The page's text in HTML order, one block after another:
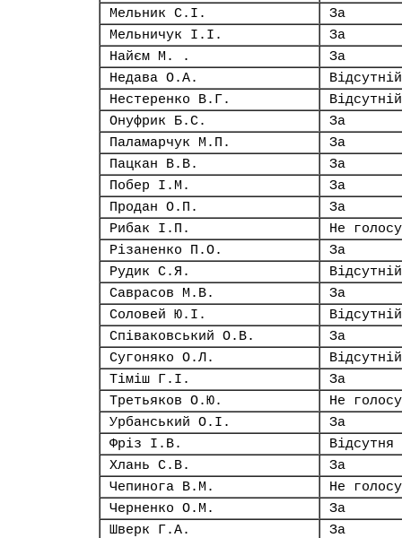
Мельник С.І.
За
Мельничук І.І.
За
Найєм М. .
За
Недава О.А.
Відсутній
Нестеренко В.Г.
Відсутній
Онуфрик Б.С.
За
Паламарчук М.П.
За
Пацкан В.В.
За
Побер І.М.
За
Продан О.П.
За
Рибак І.П.
Не
Різаненко П.О.
За
Рудик С.Я.
Відсутній
Саврасов М.В.
За
Соловей Ю.І.
Відсутній
Співаковський О.В.
За
Сугоняко О.Л.
Відсутній
Тіміш Г.І.
За
Третьяков О.Ю.
Не
Урбанський О.І.
За
Фріз І.В.
Відсутня
Хлань С.В.
За
Чепинога В.М.
Не
Черненко О.М.
За
Шверк Г.А.
За